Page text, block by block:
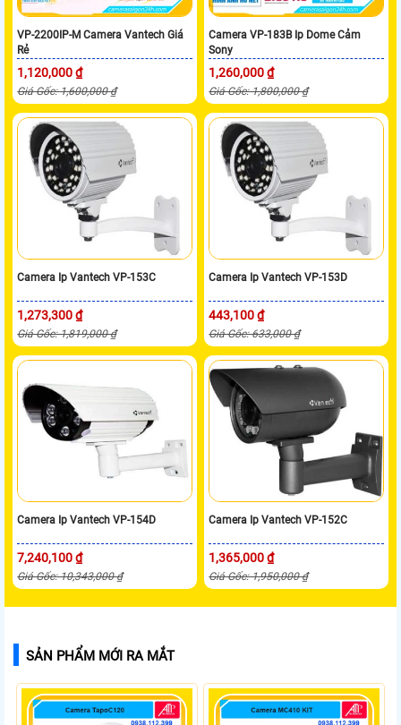
VP-2200IP-M Camera Vantech Giá
Rẻ
1,120,000 ₫
Giá Gốc: 1,600,000 ₫
Camera VP-183B Ip Dome Cảm
Sony
1,260,000 ₫
Giá Gốc: 1,800,000 ₫
Camera Ip Vantech VP-153C
1,273,300 ₫
Giá Gốc: 1,819,000 ₫
Camera Ip Vantech VP-153D
443,100 ₫
Giá Gốc: 633,000 ₫
Camera Ip Vantech VP-154D
7,240,100 ₫
Giá Gốc: 10,343,000 ₫
Camera Ip Vantech VP-152C
1,365,000 ₫
Giá Gốc: 1,950,000 ₫
SẢN PHẨM MỚI RA MẮT